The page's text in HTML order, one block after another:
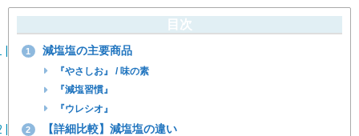
目次
1 減塩塩の主要商品
『やさしお』 / 味の素
『減塩習慣』
『ウレシオ』
2 【詳細比較】減塩塩の違い